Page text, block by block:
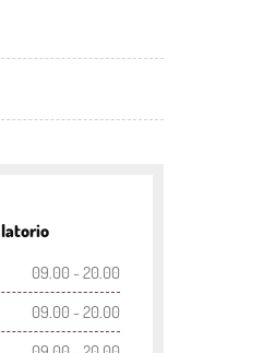
09.00 - 20.00
09.00 - 20.00